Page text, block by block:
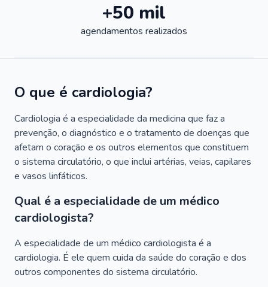
+50 mil
agendamentos realizados
O que é cardiologia?
Cardiologia é a especialidade da medicina que faz a
prevenção, o diagnóstico e o tratamento de doenças que
afetam o coração e os outros elementos que constituem
o sistema circulatório, o que inclui artérias, veias, capilares
e vasos linfáticos.
Qual é a especialidade de um médico
cardiologista?
A especialidade de um médico cardiologista é a
cardiologia. É ele quem cuida da saúde do coração e dos
outros componentes do sistema circulatório.